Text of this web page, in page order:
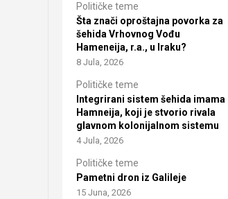
Političke teme
Šta znači oproštajna povorka za
šehida Vrhovnog Vođu
Hameneija, r.a., u Iraku?
8 Jula, 2026
Političke teme
Integrirani sistem šehida imama
Hamneija, koji je stvorio rivala
glavnom kolonijalnom sistemu
4 Jula, 2026
Političke teme
Pametni dron iz Galileje
15 Juna, 2026